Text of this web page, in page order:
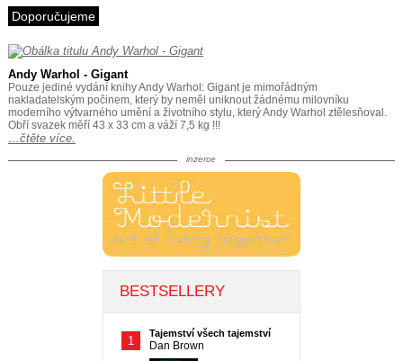
Doporučujeme
Andy Warhol - Gigant
Pouze jediné vydání knihy Andy Warhol: Gigant je mimořádným
nakladatelským počinem, který by neměl uniknout žádnému milovníku
moderního výtvarného umění a životního stylu, který Andy Warhol ztělesňoval.
Obří svazek měří 43 x 33 cm a váží 7,5 kg !!!
…čtěte více.
inzerce